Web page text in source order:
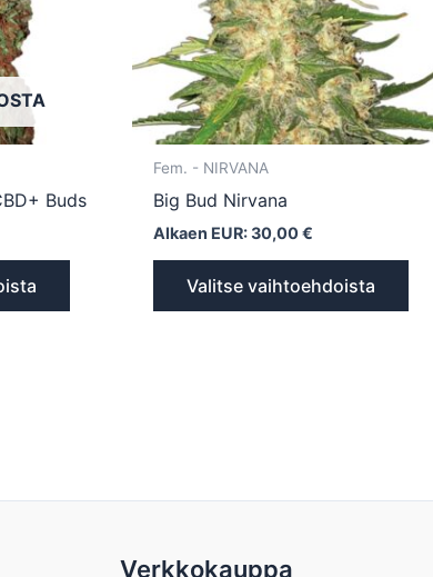
Buds
tuotteen
Fem. - NIRVANA
Big Bud Nirvana
Alkaen EUR:30,00€
Valitse vaihtoehdoista
Verkkokauppa